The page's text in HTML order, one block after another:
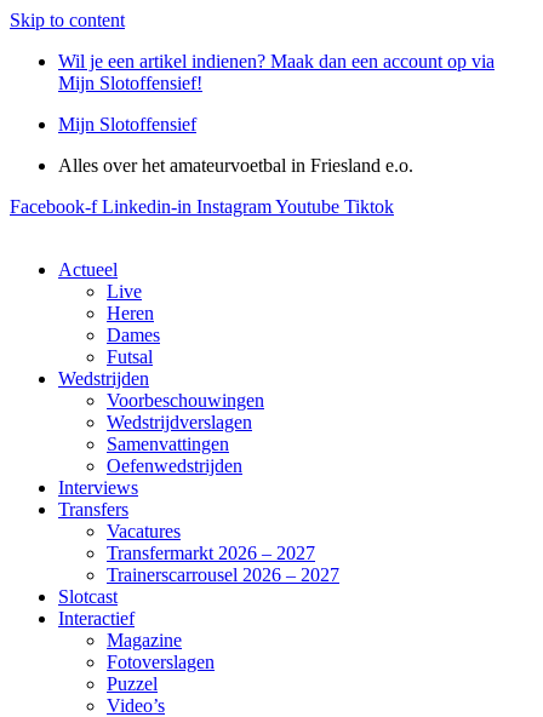
Skip to content
Wil je een artikel indienen? Maak dan een account op via
Mijn Slotoffensief!
Mijn Slotoffensief
Alles over het amateurvoetbal in Friesland e.o.
Facebook-f Linkedin-in InstagramYoutube Tiktok
Actueel
Live
Heren
Dames
Futsal
Wedstrijden
Voorbeschouwingen
Wedstrijdverslagen
Samenvattingen
Oefenwedstrijden
Interviews
Transfers
Vacatures
Transfermarkt 2026 – 2027
Trainerscarrousel 2026 – 2027
Slotcast
Interactief
Magazine
Fotoverslagen
Puzzel
Video’s